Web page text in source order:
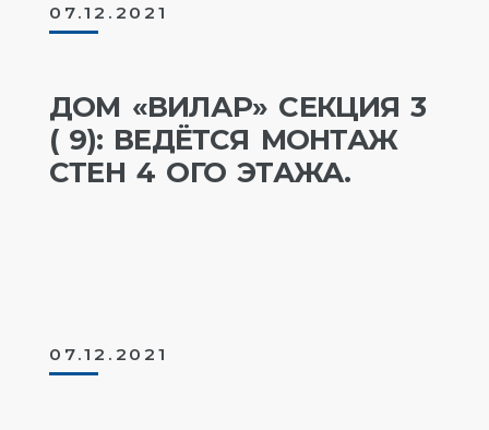
07.12.2021
ДОМ «ВИЛАР» СЕКЦИЯ 3
( 9): ВЕДЁТСЯ МОНТАЖ
СТЕН 4 ОГО ЭТАЖА.
07.12.2021